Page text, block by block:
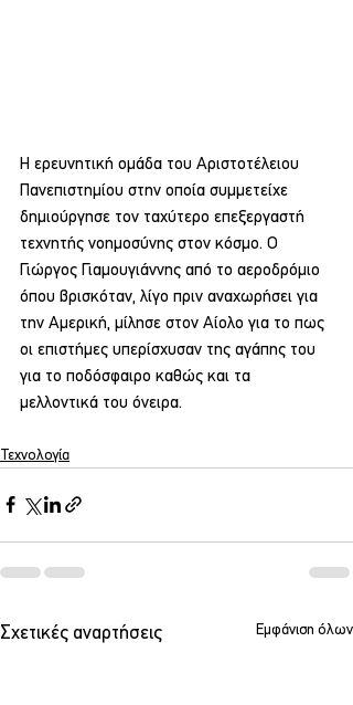
Η ερευνητική ομάδα του Αριστοτέλειου
Πανεπιστημίου στην οποία συμμετείχε
δημιούργησε τον ταχύτερο επεξεργαστή
τεχνητής νοημοσύνης στον κόσμο. Ο
Γιώργος Γιαμουγιάννης από το αεροδρόμιο
όπου βρισκόταν, λίγο πριν αναχωρήσει για
την Αμερική, μίλησε στον Αίολο για το πως
οι επιστήμες υπερίσχυσαν της αγάπης του
για το ποδόσφαιρο καθώς και τα
μελλοντικά του όνειρα.
Τεχνολογία
Σχετικές αναρτήσεις Εμφάνιση όλων